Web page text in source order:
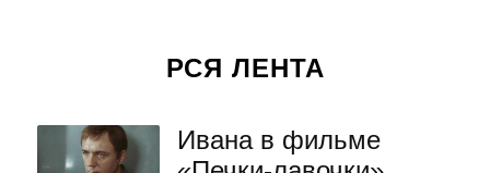
РСЯ ЛЕНТА
Ивана в фильме